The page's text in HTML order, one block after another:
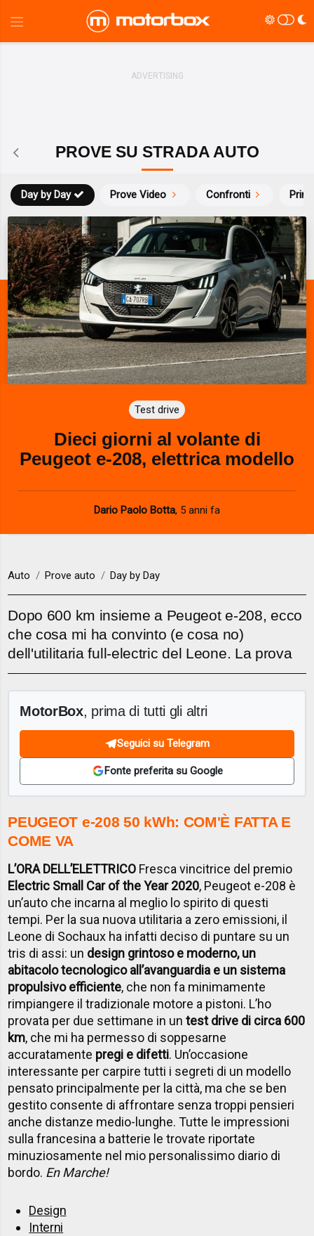
PROVE SU STRADA AUTO
Prove Video Confronti
Day by Day
Test drive
Dieci giorni al volante di
Peugeot e-208, elettrica modello
Dario Paolo Botta, 5 anni fa
Auto Prove auto Day by Day
Dopo 600 km insieme a Peugeot e-208, ecco
che cosa mi ha convinto (e cosa no)
dell'utilitaria full-electric del Leone. La prova
MotorBox, prima di tutti gli altri
Seguici su Telegram
Fonte preferita su Google
PEUGEOT e-208 50 kWh: COM'È FATTA E
COME VA
L’ORA DELL’ELETTRICO Fresca vincitrice del premio
Electric Small Car of the Year 2020, Peugeot e-208 è
un’auto che incarna al meglio lo spirito di questi
tempi. Per la sua nuova utilitaria a zero emissioni, il
Leone di Sochaux ha infatti deciso di puntare su un
tris di assi: un design grintoso e moderno, un
abitacolo tecnologico all’avanguardia e un sistema
propulsivo efficiente, che non fa minimamente
rimpiangere il tradizionale motore a pistoni. L’ho
provata per due settimane in untest drive di circa 600
km, che mi ha permesso di soppesarne
accuratamente pregi e difetti. Un’occasione
interessante per carpire tutti i segreti di un modello
pensato principalmente per la città, ma che se ben
gestito consente di affrontare senza troppi pensieri
anche distanze medio-lunghe. Tutte le impressioni
sulla francesina a batterie le trovate riportate
minuziosamente nel mio personalissimo diario di
bordo. En Marche!
Design
Interni